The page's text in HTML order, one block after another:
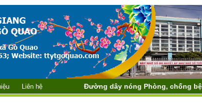
Đường dây nóng Phòng, chống bệnh do
Liên hệ